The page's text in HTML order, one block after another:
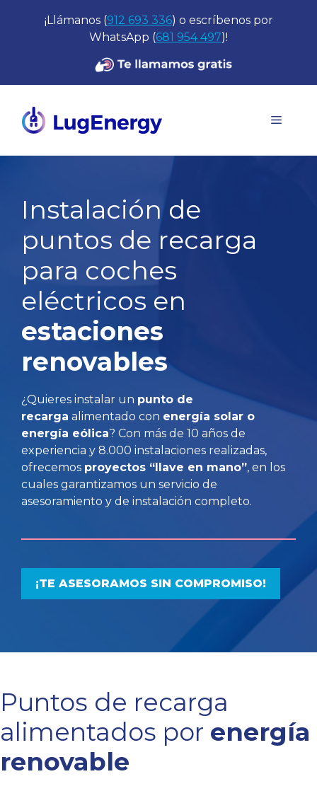
¡Llámanos (912 693 336) o escríbenos por
WhatsApp (681 954 497)!
Menú
Instalación de
puntos de recarga
para coches
eléctricos en
estaciones
renovables
¿Quieres instalar un punto de
recarga alimentado con energía solar o
energía eólica? Con más de 10 años de
experiencia y 8.000 instalaciones realizadas,
ofrecemos proyectos “llave en mano”, en los
cuales garantizamos un servicio de
asesoramiento y de instalación completo.
¡TE ASESORAMOS SIN COMPROMISO!
Puntos de recarga
alimentados por energía
renovable